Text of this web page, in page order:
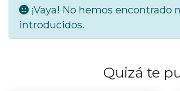
¡Vaya! No hemos encontrado
introducidos.
Quizá te